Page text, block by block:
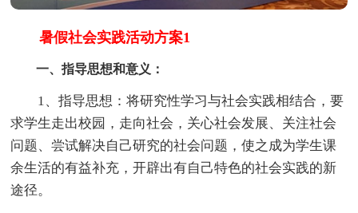
暑假社会实践活动方案1
一、指导思想和意义：
1、指导思想：将研究性学习与社会实践相结合，要
求学生走出校园，走向社会，关心社会发展、关注社会
问题、尝试解决自己研究的社会问题，使之成为学生课
余生活的有益补充，开辟出有自己特色的社会实践的新
途径。